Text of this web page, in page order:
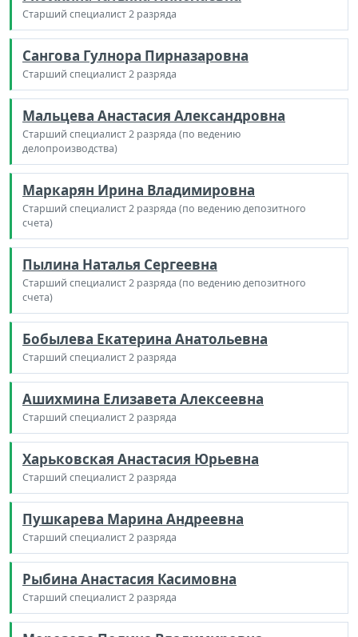
Старший специалист 2 разряда
Сангова Гулнора Пирназаровна
Старший специалист 2 разряда
Мальцева Анастасия Александровна
Старший специалист 2 разряда (по ведению
делопроизводства)
Маркарян Ирина Владимировна
Старший специалист 2 разряда (по ведению депозитного
счета)
Пылина Наталья Сергеевна
Старший специалист 2 разряда (по ведению депозитного
счета)
Бобылева Екатерина Анатольевна
Старший специалист 2 разряда
Ашихмина Елизавета Алексеевна
Старший специалист 2 разряда
Харьковская Анастасия Юрьевна
Старший специалист 2 разряда
Пушкарева Марина Андреевна
Старший специалист 2 разряда
Рыбина Анастасия Касимовна
Старший специалист 2 разряда